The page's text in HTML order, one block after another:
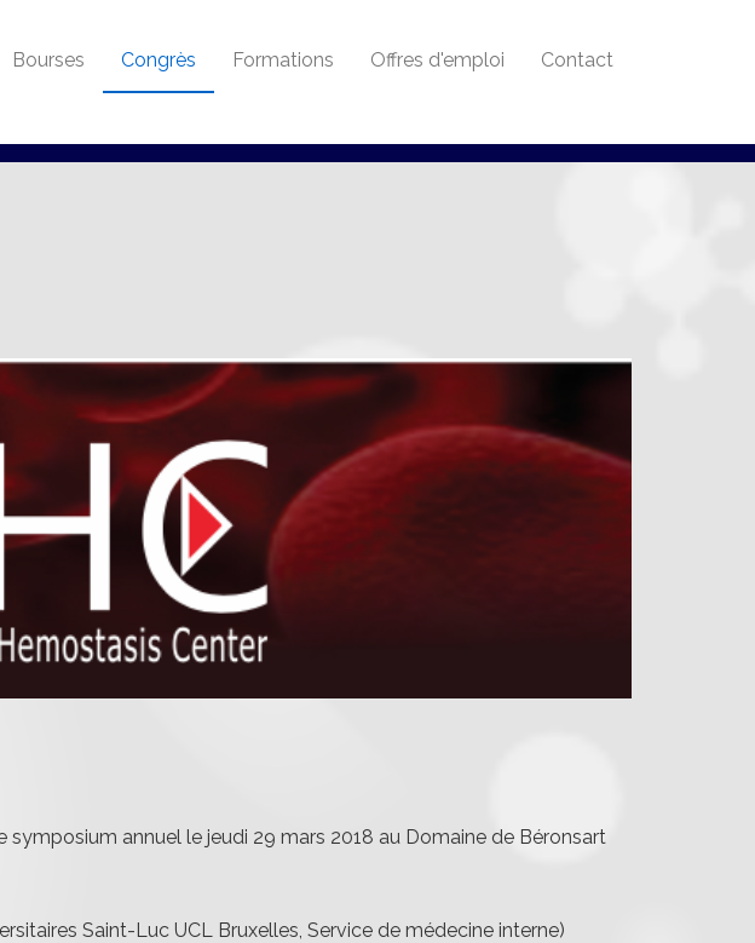
Bourses Congrès Formations Offres d'emploi Contact
annuel le jeudi 29 mars 2018 au Domaine de Béronsart
Saint-Luc UCL Bruxelles, Service de médecine interne)